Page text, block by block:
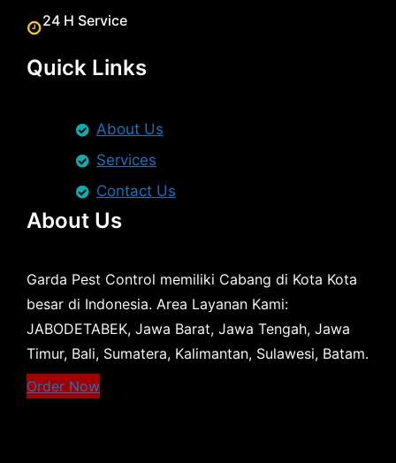
24 H Service
Quick Links
About Us
Services
Contact Us
About Us
Garda Pest Control memiliki Cabang di Kota Kota
besar di Indonesia. Area Layanan Kami:
JABODETABEK, Jawa Barat, Jawa Tengah, Jawa
Timur, Bali, Sumatera, Kalimantan, Sulawesi, Batam.
Order Now